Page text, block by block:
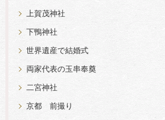
上賀茂神社
下鴨神社
世界遺産で結婚式
両家代表の玉串奉奠
二宮神社
京都 前撮り